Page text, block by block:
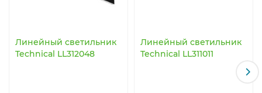
Линейный светильник
Technical LL312048
Линейный светильник
Technical LL311011